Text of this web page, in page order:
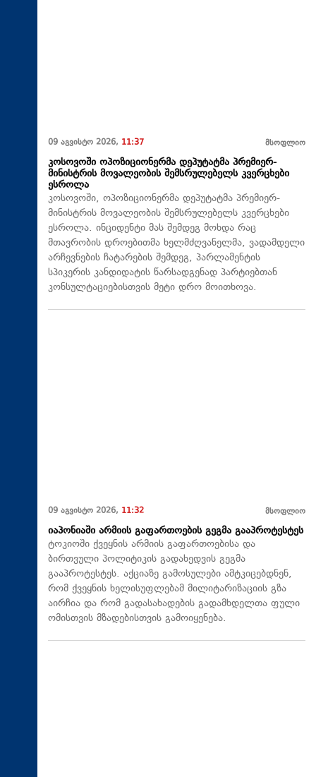
09 აგვისტო 2026, 11:37 მსოფლიო
კოსოვოში ოპოზიციონერმა დეპუტატმა პრემიერ-
მინისტრის მოვალეობის შემსრულებელს კვერცხები
ესროლა
კოსოვოში, ოპოზიციონერმა დეპუტატმა პრემიერ-
მინისტრის მოვალეობის შემსრულებელს კვერცხები
ესროლა. ინციდენტი მას შემდეგ მოხდა რაც
მთავრობის დროებითმა ხელმძღვანელმა, ვადამდელი
არჩევნების ჩატარების შემდეგ, პარლამენტის
სპიკერის კანდიდატის წარსადგენად პარტიებთან
კონსულტაციებისთვის მეტი დრო მოითხოვა.
09 აგვისტო 2026, 11:32 მსოფლიო
იაპონიაში არმიის გაფართოების გეგმა გააპროტესტეს
ტოკიოში ქვეყნის არმიის გაფართოებისა და
ბირთვული პოლიტიკის გადახედვის გეგმა
გააპროტესტეს. აქციაზე გამოსულები ამტკიცებდნენ,
რომ ქვეყნის ხელისუფლებამ მილიტარიზაციის გზა
აირჩია და რომ გადასახადების გადამხდელთა ფული
ომისთვის მზადებისთვის გამოიყენება.